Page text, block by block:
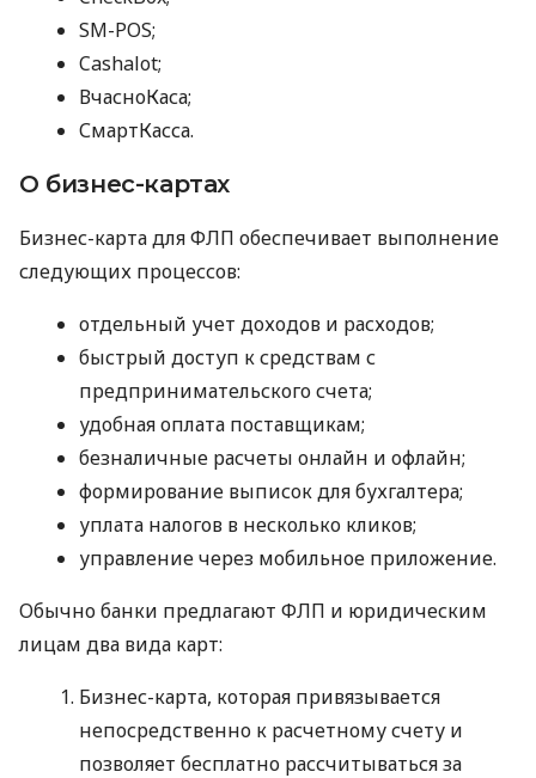
SM-POS;
Cashalot;
ВчасноКаса;
СмартКасса.
О бизнес-картах
Бизнес-карта для ФЛП обеспечивает выполнение
следующих процессов:
отдельный учет доходов и расходов;
быстрый доступ к средствам с
предпринимательского счета;
удобная оплата поставщикам;
безналичные расчеты онлайн и офлайн;
формирование выписок для бухгалтера;
уплата налогов в несколько кликов;
управление через мобильное приложение.
Обычно банки предлагают ФЛП и юридическим
лицам два вида карт:
Бизнес-карта, которая привязывается
непосредственно к расчетному счету и
позволяет бесплатно рассчитываться за